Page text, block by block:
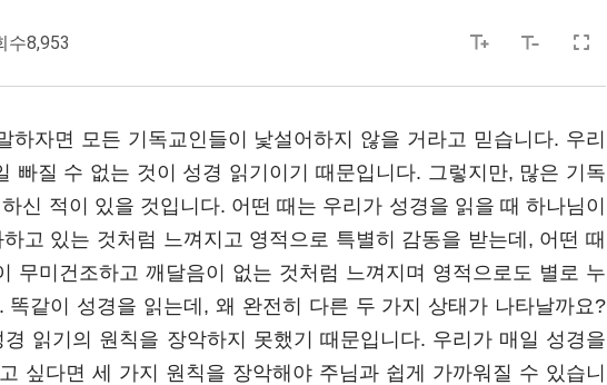
수8,953
하자면 모든 기독교인들이 낯설어하지 않을 거라고 믿습니다. 우리
빠질 수 없는 것이 성경 읽기이기 때문입니다. 그렇지만, 많은 기독
신 적이 있을 것입니다. 어떤 때는 우리가 성경을 읽을 때 하나님이
고 있는 것처럼 느껴지고 영적으로 특별히 감동을 받는데, 어떤 때
무미건조하고 깨달음이 없는 것처럼 느껴지며 영적으로도 별로 누
똑같이 성경을 읽는데, 왜 완전히 다른 두 가지 상태가 나타날까요?
읽기의 원칙을 장악하지 못했기 때문입니다. 우리가 매일 성경을
싶다면 세 가지 원칙을 장악해야 주님과 쉽게 가까워질 수 있습니